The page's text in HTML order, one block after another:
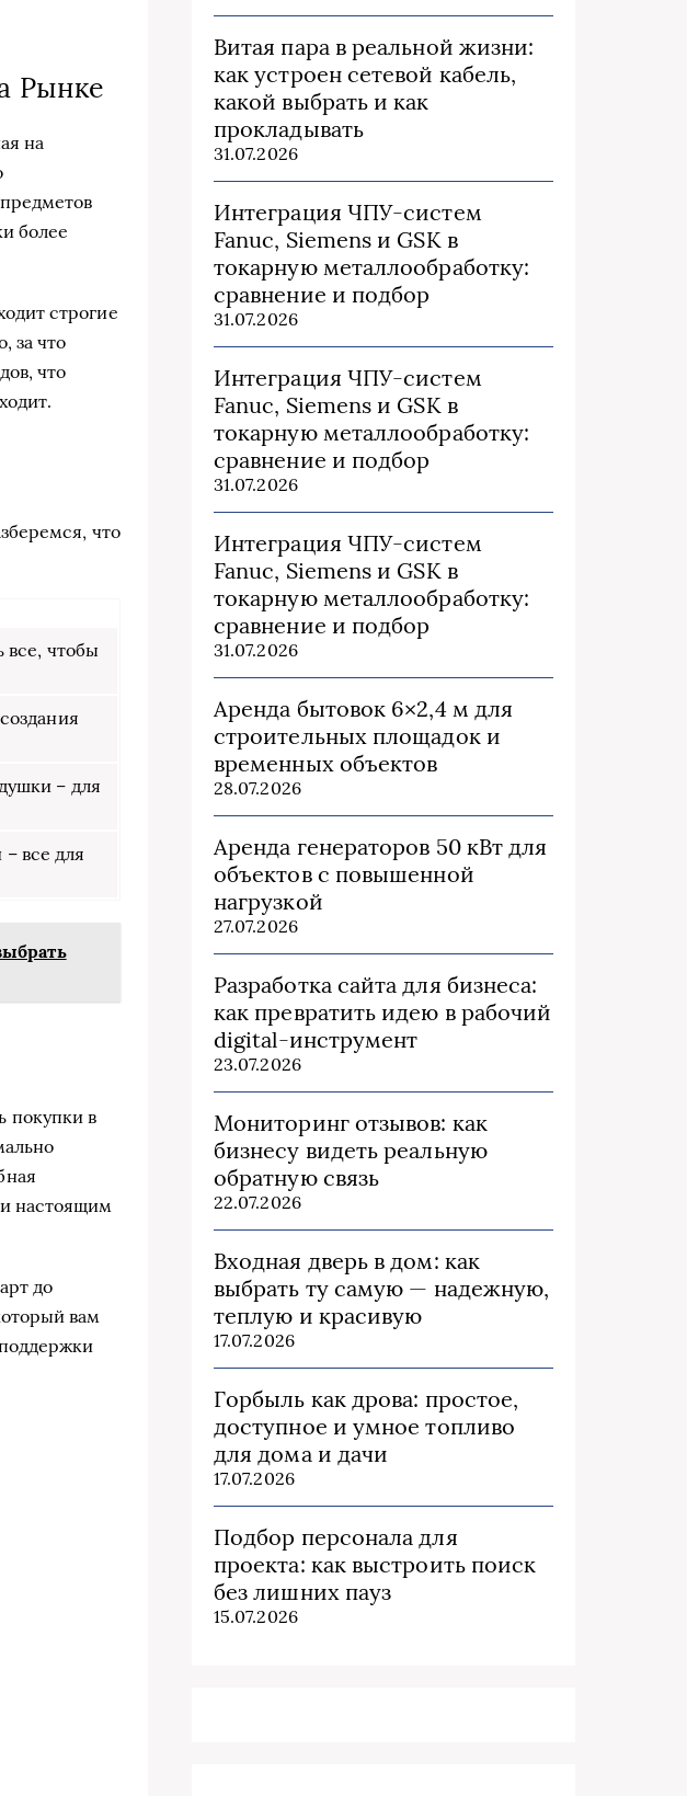
Рынке
на
более
строгие
за что
что
что
все, чтобы
– для
все для
покупки в
настоящим
до
вам
Витая пара в реальной жизни:
как устроен сетевой кабель,
какой выбрать и как
прокладывать
31.07.2026
Интеграция ЧПУ-систем
Fanuc, Siemens и GSK в
токарную металлообработку:
сравнение и подбор
31.07.2026
Интеграция ЧПУ-систем
Fanuc, Siemens и GSK в
токарную металлообработку:
сравнение и подбор
31.07.2026
Интеграция ЧПУ-систем
Fanuc, Siemens и GSK в
токарную металлообработку:
сравнение и подбор
31.07.2026
Аренда бытовок 6×2,4 м для
строительных площадок и
временных объектов
28.07.2026
Аренда генераторов 50 кВт для
объектов с повышенной
нагрузкой
27.07.2026
Разработка сайта для бизнеса:
как превратить идею в рабочий
digital-инструмент
23.07.2026
Мониторинг отзывов: как
бизнесу видеть реальную
обратную связь
22.07.2026
Входная дверь в дом: как
выбрать ту самую — надежную,
теплую и красивую
17.07.2026
Горбыль как дрова: простое,
доступное и умное топливо
для дома и дачи
17.07.2026
Подбор персонала для
проекта: как выстроить поиск
без лишних пауз
15.07.2026